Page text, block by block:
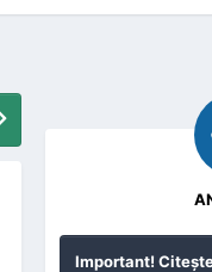
Important!